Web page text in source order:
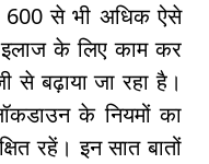
से भी अधिक ऐसे
के लिए काम कर
बढ़ाया जा रहा है।
के नियमों का
रहें। इन सात बातों